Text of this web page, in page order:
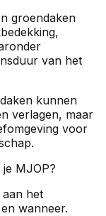
groendaken
van het
kunnen
verlagen, maar
voor
MJOP?
het
wanneer.